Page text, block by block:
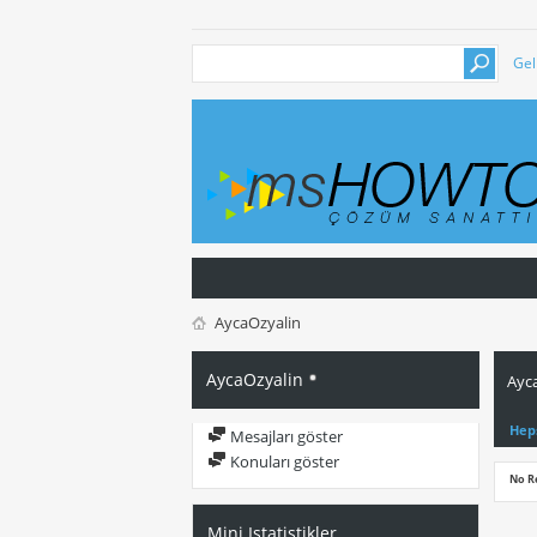
AycaOzyalin
AycaOzyalin
Mesajları göster
Konuları göster
No